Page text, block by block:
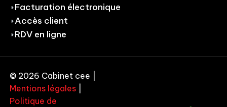
Facturation électronique
Accès client
RDV en ligne
© 2026 Cabinet cee |
Mentions légales
Politique de